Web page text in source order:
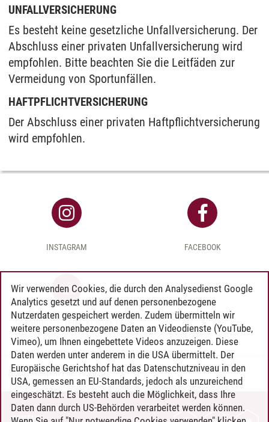
UNFALLVERSICHERUNG
Es besteht keine gesetzliche Unfallversicherung. Der
Abschluss einer privaten Unfallversicherung wird
empfohlen. Bitte beachten Sie die Leitfäden zur
Vermeidung von Sportunfällen.
HAFTPFLICHTVERSICHERUNG
Der Abschluss einer privaten Haftpflichtversicherung
wird empfohlen.
INSTAGRAM FACEBOOK
ÖFFNUNGSZEITEN & KONTAKT
Hochschulsport /08.10.2025
KONTAKT
Wir verwenden Cookies, die durch den Analysedienst Google
Analytics gesetzt und auf denen personenbezogene
Nutzerdaten gespeichert werden. Zudem übermitteln wir
weitere personenbezogene Daten an Videodienste (YouTube,
Vimeo), um Ihnen eingebettete Videos anzuzeigen. Diese
Daten werden unter anderem in die USA übermittelt. Der
Europäische Gerichtshof hat das Datenschutzniveau in den
USA, gemessen an EU-Standards, jedoch als unzureichend
eingeschätzt. Es besteht auch die Möglichkeit, dass Ihre
Daten dann durch US-Behörden verarbeitet werden können.